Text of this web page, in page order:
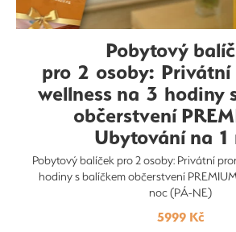
Pobytový
pro 2 osoby: Privátní
wellness na 3 hodiny
občerstvení
Ubytování na 1
Pobytový balíček pro 2 osoby: Privátní
hodiny s balíčkem občerstvení
noc (PÁ-NE)
5999 Kč